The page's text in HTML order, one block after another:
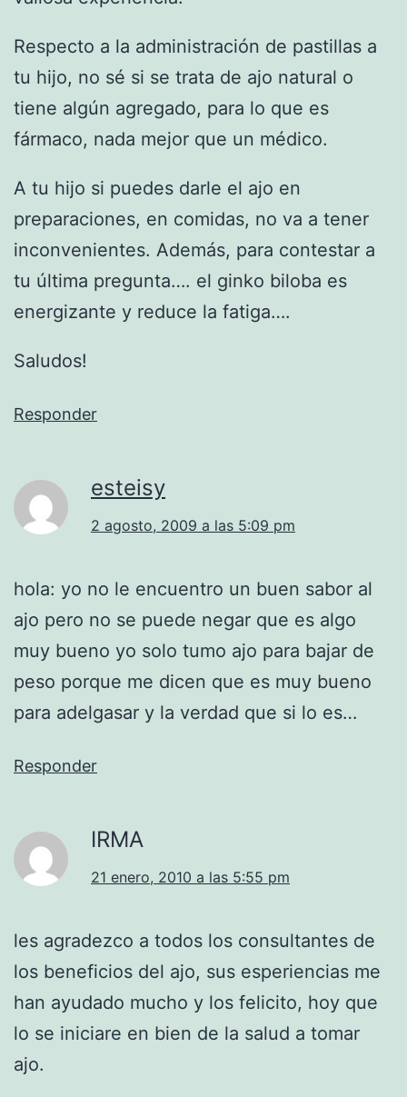
Respecto a la administración de pastillas a
tu hijo, no sé si se trata de ajo natural o
tiene algún agregado, para lo que es
fármaco, nada mejor que un médico.
A tu hijo si puedes darle el ajo en
preparaciones, en comidas, no va a tener
inconvenientes. Además, para contestar a
tu última pregunta…. el ginko biloba es
energizante y reduce la fatiga….
Saludos!
Responder
esteisy
2 agosto, 2009 a las 5:09 pm
hola: yo no le encuentro un buen sabor al
ajo pero no se puede negar que es algo
muy bueno yo solo tumo ajo para bajar de
peso porque me dicen que es muy bueno
para adelgasar y la verdad que si lo es…
Responder
IRMA
21 enero, 2010 a las 5:55 pm
les agradezco a todos los consultantes de
los beneficios del ajo, sus esperiencias me
han ayudado mucho y los felicito, hoy que
lo se iniciare en bien de la salud a tomar
ajo.